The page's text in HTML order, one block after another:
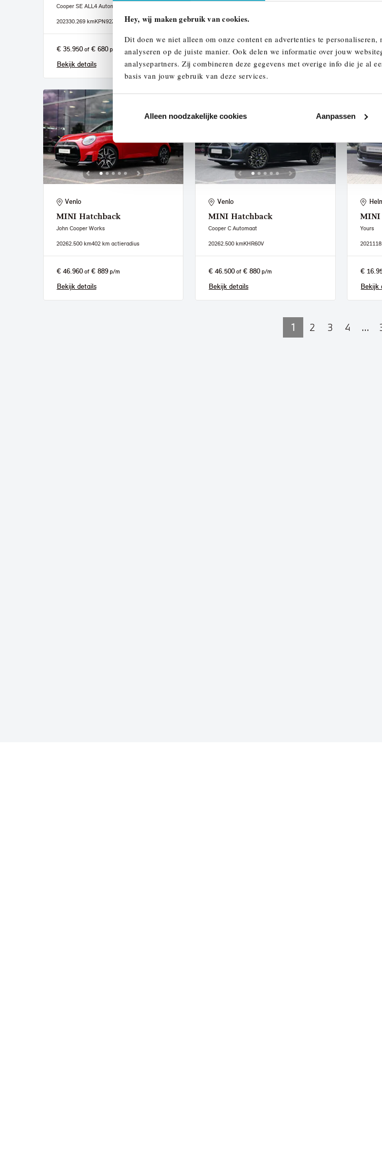
Hey, wij maken gebruik van cookies.
Dit doen we niet alleen om onze content en advertenties te
analyseren op de juiste manier. Ook delen we informatie over jouw
analysepartners. Zij combineren deze gegevens met overige info die je al
basis van jouw gebruik van deze services.
Alleen noodzakelijke cookies Aanpassen
Cooper SE ALL4 Automaat
202330.269 kmKPN92Z
€ 35.950of € 680p/m
Bekijk details
2022 36.687 km234 km actieradius
€ 20.950of € 396p/m
Bekijk details
€
Bekijk
Venlo
MINI Hatchback
John Cooper Works
20262.500 km402 km actieradius
€ 46.960of € 889p/m
Bekijk details
Venlo
MINI Hatchback
Cooper C Automaat
20262.500 kmKHR60V
€ 46.500of € 880p/m
Bekijk details
MINI
Yours
2021
€
Bekijk
1 2 3 4 ...